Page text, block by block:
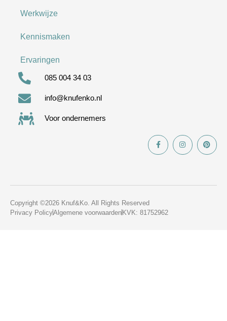
Werkwijze
Kennismaken
Ervaringen
085 004 34 03
info@knufenko.nl
Voor ondernemers
Copyright ©2026 Knuf&Ko. All Rights Reserved
Privacy PolicyAlgemene voorwaarden KVK: 81752962